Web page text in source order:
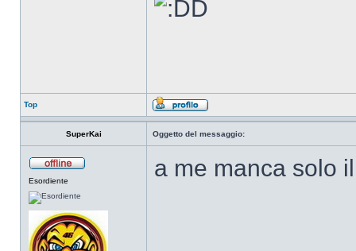
Top
SuperKai Oggetto del messaggio:
Esordiente a me manca solo